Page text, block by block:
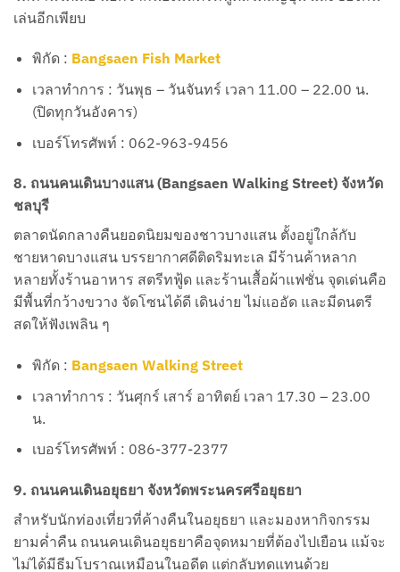
เล่นอีกเพียบ
พิกัด : Bangsaen Fish Market
เวลาทำการ : วันพุธ – วันจันทร์ เวลา 11.00 – 22.00 น.
(ปิดทุกวันอังคาร)
เบอร์โทรศัพท์ : 062-963-9456
8. ถนนคนเดินบางแสน (Bangsaen Walking Street) จังหวัด
ชลบุรี
ตลาดนัดกลางคืนยอดนิยมของชาวบางแสน ตั้งอยู่ใกล้กับ
ชายหาดบางแสน บรรยากาศดีติดริมทะเล มีร้านค้าหลาก
หลายทั้งร้านอาหาร สตรีทฟู้ด และร้านเสื้อผ้าแฟชั่น จุดเด่นคือ
มีพื้นที่กว้างขวาง จัดโซนได้ดี เดินง่าย ไม่แออัด และมีดนตรี
สดให้ฟังเพลิน ๆ
พิกัด : Bangsaen Walking Street
เวลาทำการ : วันศุกร์ เสาร์ อาทิตย์ เวลา 17.30 – 23.00
น.
เบอร์โทรศัพท์ : 086-377-2377
9. ถนนคนเดินอยุธยา จังหวัดพระนครศรีอยุธยา
สำหรับนักท่องเที่ยวที่ค้างคืนในอยุธยา และมองหากิจกรรม
ยามค่ำคืน ถนนคนเดินอยุธยาคือจุดหมายที่ต้องไปเยือน แม้จะ
ไม่ได้มีธีมโบราณเหมือนในอดีต แต่กลับทดแทนด้วย